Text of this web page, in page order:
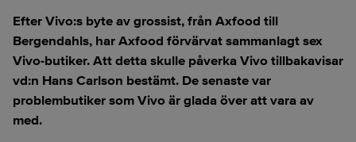
Efter Vivo:s byte av grossist, från Axfood till
Bergendahls, har Axfood förvärvat sammanlagt sex
Vivo-butiker. Att detta skulle påverka Vivo tillbakavisar
vd:n Hans Carlson bestämt. De senaste var
problembutiker som Vivo är glada över att vara av
med.